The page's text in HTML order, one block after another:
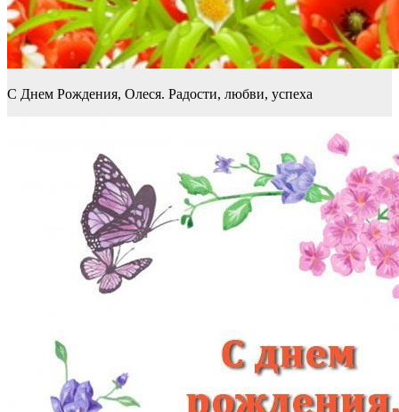
С Днем Рождения, Олеся. Радости, любви, успеха